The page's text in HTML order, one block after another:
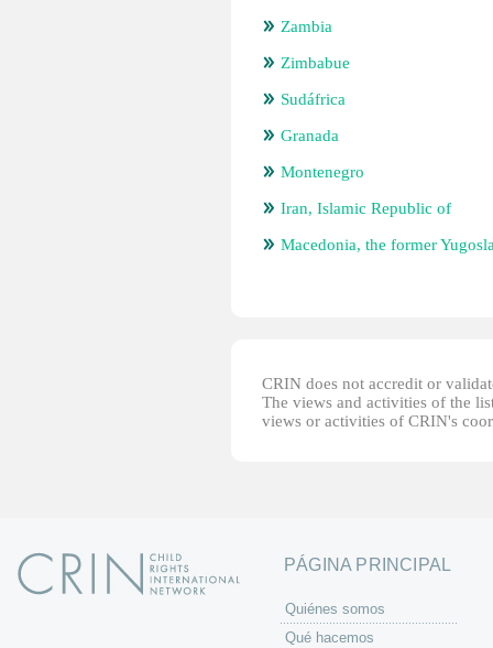
Zambia
Zimbabue
Sudáfrica
Granada
Montenegro
Iran, Islamic Republic of
Macedonia, the former
CRIN does not accredit or
The views and activities of the
views or activities of CRIN's
PÁGINA PRINCIPAL
Quiénes somos
Qué hacemos